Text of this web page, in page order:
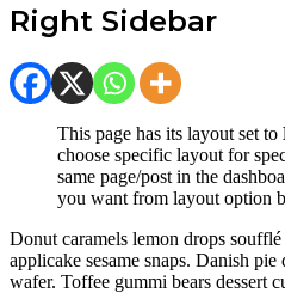
Right Sidebar
This page has its layout set to
choose specific layout for
same page/post in the
you want from layout option
Donut caramels lemon drops
applicake sesame snaps. Danish
wafer. Toffee gummi bears dessert